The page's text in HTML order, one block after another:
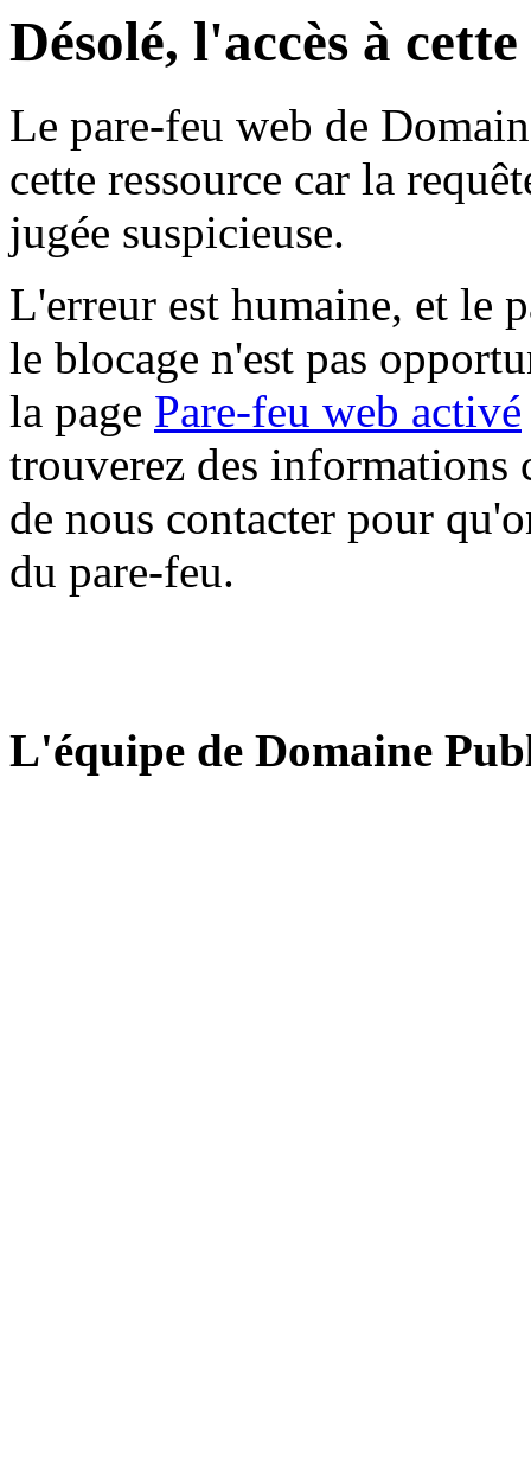
Désolé, l'accès à
Le pare-feu web de
cette ressource car la
jugée suspicieuse.
L'erreur est humaine, et le
le blocage n'est pas
la page Pare-feu web activé
trouverez des informations
de nous contacter pour
du pare-feu.
L'équipe de Domaine